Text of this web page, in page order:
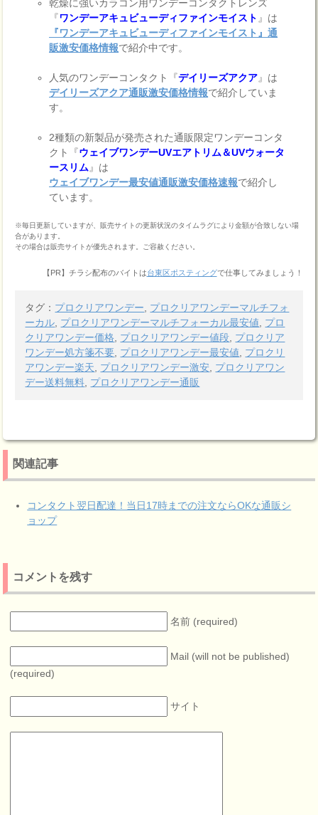
乾燥に強いカラコン用ワンデーコンタクトレンズ
『ワンデーアキュビューディファインモイスト 』は
『ワンデーアキュビューディファインモイスト』通
販激安価格情報で紹介中です。
人気のワンデーコンタクト『デイリーズアクア』は
デイリーズアクア通販激安価格情報で紹介していま
す。
2種類の新製品が発売された通販限定ワンデーコンタ
クト『ウェイブワンデーUVエアトリム＆UVウォータ
ースリム 』は
ウェイブワンデー最安値通販激安価格速報で紹介し
ています。
※毎日更新していますが、販売サイトの更新状況のタイムラグにより金額が合致しない場
合があります。
その場合は販売サイトが優先されます。ご容赦ください。
【PR】チラシ配布のバイトは台東区ポスティングで仕事してみましょう！
タグ： プロクリアワンデー
プロクリアワンデーマルチフォ
ーカル プロクリアワンデーマルチフォーカル最安値
プロ
クリアワンデー価格
プロクリアワンデー値段 プロクリア
ワンデー処方箋不要 プロクリアワンデー最安値
プロクリ
アワンデー楽天
プロクリアワンデー激安 プロクリアワン
デー送料無料 プロクリアワンデー通販
関連記事
コンタクト翌日配達！当日17時までの注文ならOKな通販シ
ョップ
コメントを残す
名前 (required)
Mail (will not be published)
(required)
サイト